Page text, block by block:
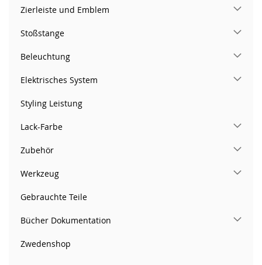
Zierleiste und Emblem
Stoßstange
Beleuchtung
Elektrisches System
Styling Leistung
Lack-Farbe
Zubehör
Werkzeug
Gebrauchte Teile
Bücher Dokumentation
Zwedenshop